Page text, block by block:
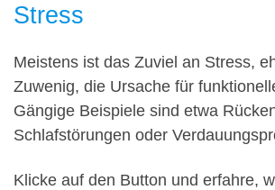
Stress
Meistens ist das Zuviel an Stress,
Zuwenig, die Ursache für
Gängige Beispiele sind etwa
Schlafstörungen oder
Klicke auf den Button und erfahre,